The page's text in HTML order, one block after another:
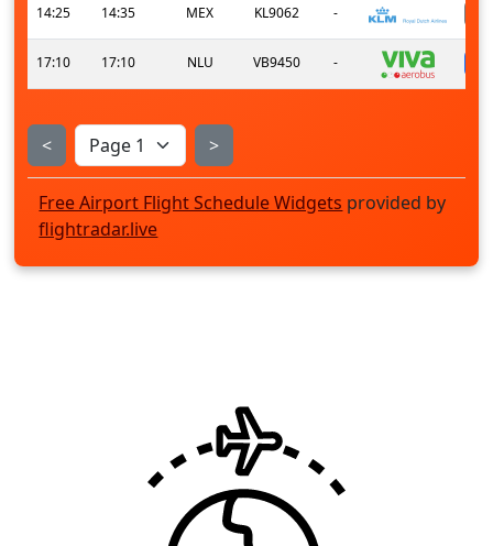
14:25 14:35 MEX KL9062 -
17:10 17:10 NLU VB9450 -
< >
Free Airport Flight Schedule Widgets provided by
flightradar.live